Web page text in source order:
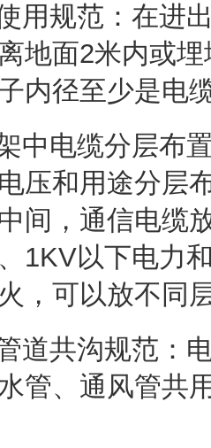
用规范：在进
地面2米内或
内径至少是电
中电缆分层布
压和用途分层
间，通信电缆
1KV以下电力
，可以放不同
道共沟规范：
管、通风管共